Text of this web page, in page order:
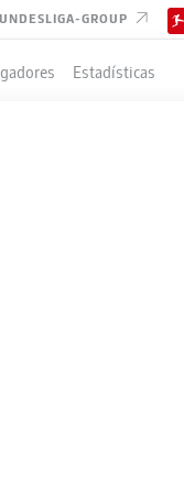
GROUP
Estadísticas